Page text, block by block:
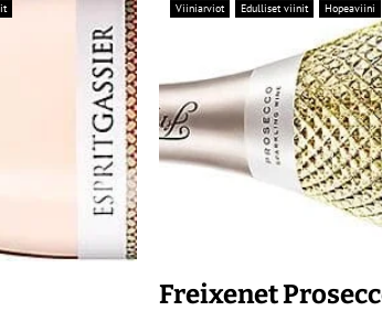
Viiniarviot Edulliset viinit Hopeaviini
Freixenet